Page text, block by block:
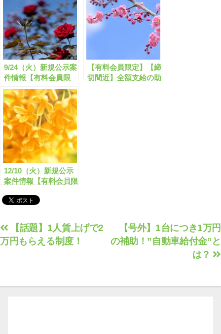
庫36/千葉32【有料会
員限定】
9/24（火）新規公示案
件情報【有料会員限
定】
【有料会員限定】【締
切間近】全額支給の助
12/10（火）新規公示
案件情報【有料会員限
投
稿
ゲ
【号外】1台につき1万円
の補助！”自動車給付金”と
は？
【話題】1人賃上げで2
万円もらえる制度！